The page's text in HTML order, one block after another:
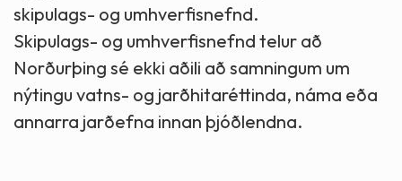
skipulags- og umhverfisnefnd.
Skipulags- og umhverfisnefnd telur að
Norðurþing sé ekki aðili að samningum um
nýtingu vatns- og jarðhitaréttinda, náma eða
annarra jarðefna innan þjóðlendna.